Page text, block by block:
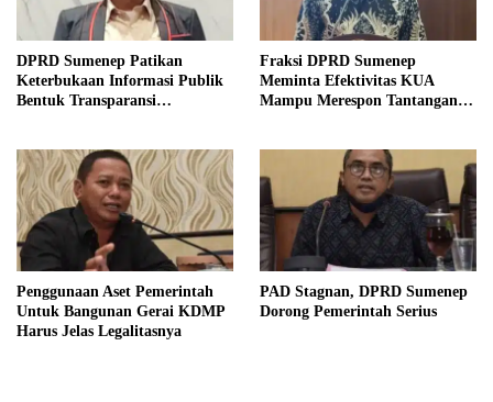
DPRD Sumenep Patikan
Keterbukaan Informasi Publik
Bentuk Transparansi
Fraksi DPRD Sumenep
Meminta Efektivitas KUA
Mampu Merespon Tantangan
Penggunaan Aset Pemerintah
Untuk Bangunan Gerai KDMP
Harus Jelas Legalitasnya
PAD Stagnan, DPRD Sumenep
Dorong Pemerintah Serius